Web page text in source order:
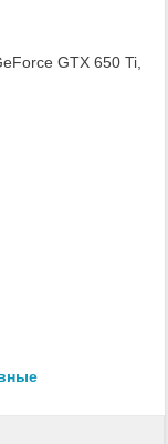
GTX 650 Ti,